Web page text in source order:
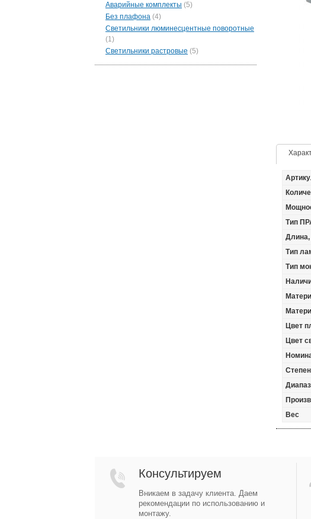
Тип
Тип
Тип
Цвет
Цвет
Вес
Аварийные комплекты (5)
Без плафона (4)
Светильники люминесцентные поворотные
(1)
Светильники растровые (5)
Консультируем
Вникаем в задачу клиента. Даем
рекомендации по использованию и
монтажу.